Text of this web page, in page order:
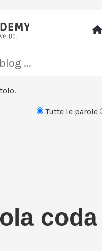
Tutte le parole